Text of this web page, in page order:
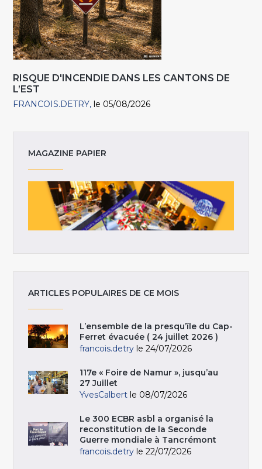
RISQUE D'INCENDIE DANS LES CANTONS DE
L’EST
FRANCOIS.DETRY le 05/08/2026
MAGAZINE PAPIER
ARTICLES POPULAIRES DE CE MOIS
L’ensemble de la presqu’île du Cap-
Ferret évacuée ( 24 juillet 2026 )
francois.detry le 24/07/2026
117e « Foire de Namur », jusqu’au
27 Juillet
YvesCalbert le 08/07/2026
Le 300 ECBR asbl a organisé la
reconstitution de la Seconde
Guerre mondiale à Tancrémont
francois.detry le 22/07/2026